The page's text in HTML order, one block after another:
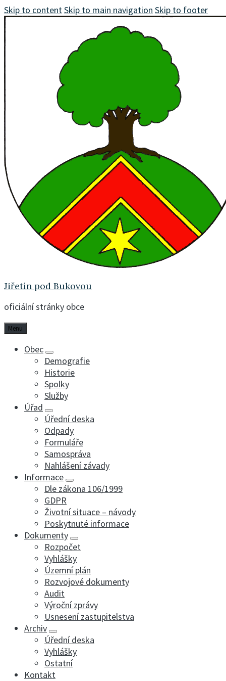
Skip to contentSkip to main navigation Skip to footer
Jiřetín pod Bukovou
oficiální stránky obce
Menu
Obec
Demografie
Historie
Spolky
Služby
Úřad
Úřední deska
Odpady
Formuláře
Samospráva
Nahlášení závady
Informace
Dle zákona 106/1999
GDPR
Životní situace – návody
Poskytnuté informace
Dokumenty
Rozpočet
Vyhlášky
Územní plán
Rozvojové dokumenty
Audit
Výroční zprávy
Usnesení zastupitelstva
Archiv
Úřední deska
Vyhlášky
Ostatní
Kontakt